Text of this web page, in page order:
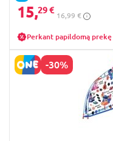
15,29 €
16,99 €
Perkant papildomą
-30%